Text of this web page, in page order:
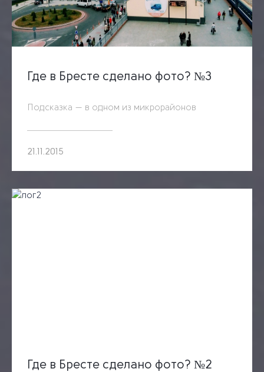
Где в Бресте сделано фото? №3
Подсказка — в одном из микрорайонов
21.11.2015
Где в Бресте сделано фото? №2